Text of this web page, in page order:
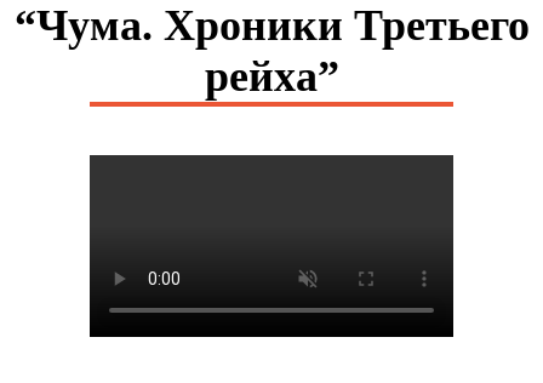
“Чума. Хроники Третьего
рейха”